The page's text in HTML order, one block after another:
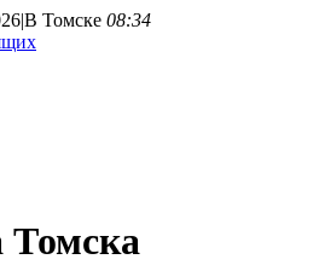
|В Томске 08:34
Томска